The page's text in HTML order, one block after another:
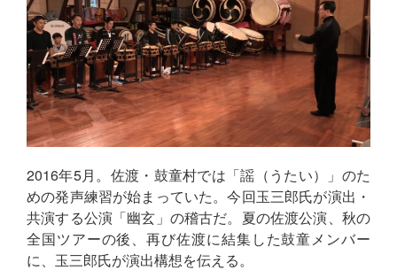
2016年5月。佐渡・鼓童村では「謡（うたい）」のた
めの発声練習が始まっていた。今回玉三郎氏が演出・
共演する公演「幽玄」の稽古だ。夏の佐渡公演、秋の
全国ツアーの後、再び佐渡に結集した鼓童メンバー
に、玉三郎氏が演出構想を伝える。